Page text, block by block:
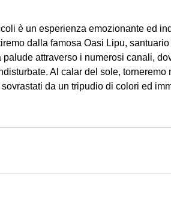
è un esperienza emozionante ed
dalla famosa Oasi Lipu,
attraverso i numerosi canali,
Al calar del sole, torneremo
da un tripudio di colori ed